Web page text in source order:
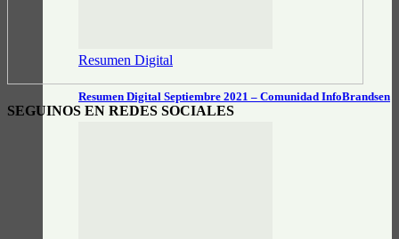
Resumen Digital
Resumen Digital Septiembre 2021 – Comunidad InfoBrandsen
SEGUINOS EN REDES SOCIALES